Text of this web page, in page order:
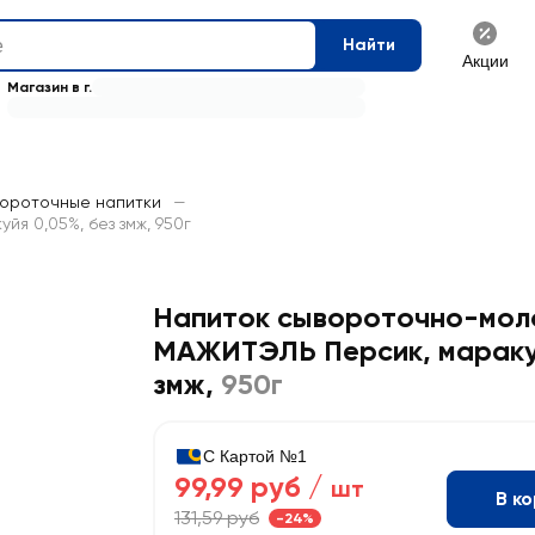
Найти
Акции
Магазин в г.
напитки
—
0,05%, без змж, 950г
Напиток сывороточно-
МАЖИТЭЛЬ Персик,
змж, 950г
С Картой №1
99,99 руб / шт
131,59 руб -24%
В